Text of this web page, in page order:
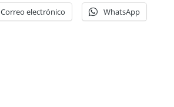
Correo electrónico WhatsApp